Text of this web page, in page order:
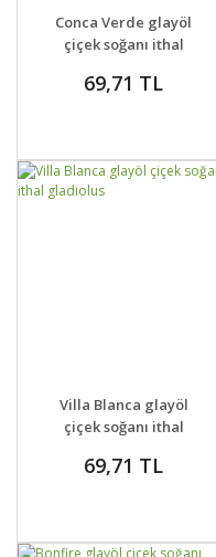
DETAYLAR
VER
Conca Verde glayöl
çiçek soğanı ithal
69,71 TL
DETAYLAR
VER
Villa Blanca glayöl
çiçek soğanı ithal
69,71 TL